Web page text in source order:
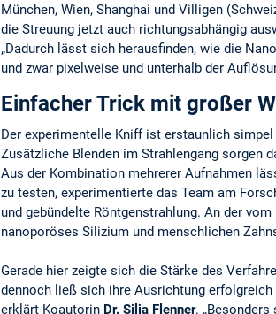
München, Wien, Shanghai und Villigen
die Streuung jetzt auch richtungsabhängig
„Dadurch lässt sich herausfinden, wie die
und zwar pixelweise und unterhalb der
Einfacher Trick mit großer
Der experimentelle Kniff ist erstaunlich
Zusätzliche Blenden im Strahlengang sorgen
Aus der Kombination mehrerer Aufnahmen
zu testen, experimentierte das Team am
und gebündelte Röntgenstrahlung. An der
nanoporöses Silizium und menschlichen
Gerade hier zeigte sich die Stärke des
dennoch ließ sich ihre Ausrichtung
erklärt Koautorin Dr. Silja Flenner.